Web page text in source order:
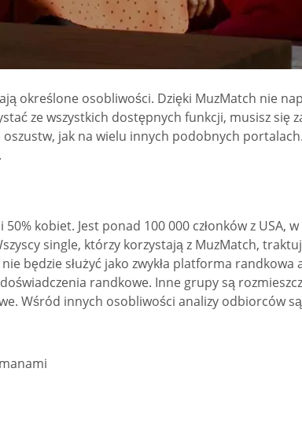
określone osobliwości. Dzięki MuzMatch nie
ze wszystkich dostępnych funkcji, musisz
jak na wielu innych podobnych
kobiet. Jest ponad 100 000 członków z
single, którzy korzystają z MuzMatch,
będzie służyć jako zwykła platforma
randkowe. Inne grupy są
Wśród innych osobliwości analizy odbiorców